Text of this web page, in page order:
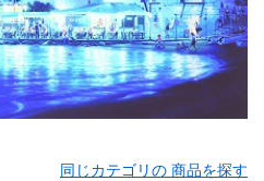
同じカテゴリの 商品を探す